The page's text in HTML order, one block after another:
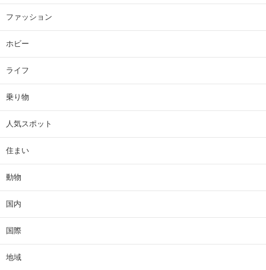
ファッション
ホビー
ライフ
乗り物
人気スポット
住まい
動物
国内
国際
地域